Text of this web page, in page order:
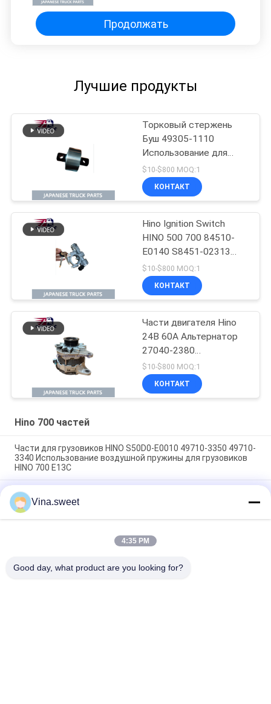
Продолжать
Лучшие продукты
Торковый стержень
Буш 49305-1110
Использование для
японских грузовиков
HINO 700 P11C Hino
Mixer Truck Parts
$10-$800 MOQ:1
КОНТАКТ
Hino Ignition Switch
HINO 500 700 84510-
E0140 S8451-02313
Использование для
японских грузовиков
Для деталей
$10-$800 MOQ:1
КОНТАКТ
Части двигателя Hino
24В 60А Альтернатор
27040-2380
02011720510
270402380
Использование для
$10-$800 MOQ:1
КОНТАКТ
Hino 700 частей
Части для грузовиков HINO S50D0-E0010 49710-3350 49710-
3340 Использование воздушной пружины для грузовиков
HINO 700 E13C
Части для грузовых автомобилей Hino Насос на рулевое
управление 44310-E0310 14714-99020 Использование Для
грузовых автомобилей HINO 700 ZS FS E13C
Запчасти для грузовиков HINO Бренд HNTC
Компрессорный насос S2910-E0C02 Использование для
Vina.sweet
4:35 PM
Good day, what product are you looking for?